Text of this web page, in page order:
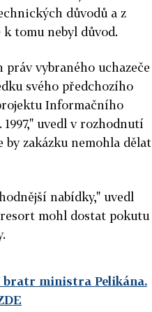
důvodů a z
tomu nebyl důvod.
vybraného uchazeče
svého předchozího
Informačního
uvedl v rozhodnutí
by zakázku nemohla dělat
nabídky," uvedl
mohl dostat pokutu
bratr ministra Pelikána.